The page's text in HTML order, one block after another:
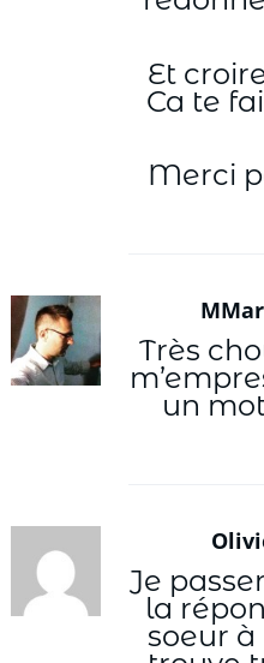
Et
Ca te
Merci
Très
un
Je
la
soeur à